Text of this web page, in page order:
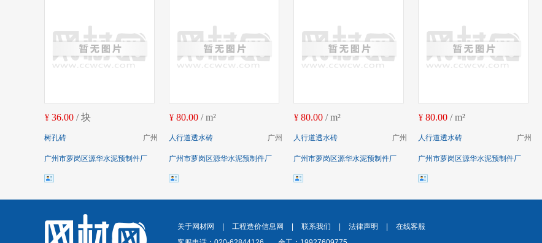
¥ 36.00 / 块
广州
树孔砖
广州市萝岗区源华水泥预制件厂
¥ 80.00 / m²
广州
人行道透水砖
广州市萝岗区源华水泥预制件厂
¥ 80.00 / m²
广州
人行道透水砖
广州市萝岗区源华水泥预制件厂
¥ 80.00 / m²
广州
人行道透水砖
广州市萝岗区源华水泥预制件厂
关于网材网 工程造价信息网 联系我们 法律声明
在线客服